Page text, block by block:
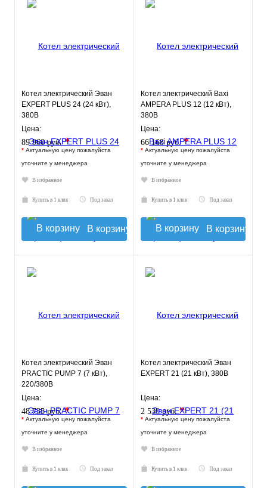
Котел электрический Эван
EXPERT PLUS 24 (24 кВт),
380В
Цена:
89 960 руб.*
* Актуальную цену пожалуйста
уточните у менеджера
В избранное
Купить в 1 клик Под заказ
В корзину
Котел электрический Baxi
AMPERA PLUS 12 (12 кВт),
380В
Цена:
66 168 руб.*
* Актуальную цену пожалуйста
уточните у менеджера
В избранное
Купить в 1 клик Под заказ
В корзину
Котел электрический Эван
PRACTIC PUMP 7 (7 кВт),
220/380В
Цена:
48 735 руб.*
* Актуальную цену пожалуйста
уточните у менеджера
В избранное
Купить в 1 клик Под заказ
Котел электрический Эван
EXPERT 21 (21 кВт), 380В
Цена:
2 530 руб.*
* Актуальную цену пожалуйста
уточните у менеджера
В избранное
Купить в 1 клик Под заказ